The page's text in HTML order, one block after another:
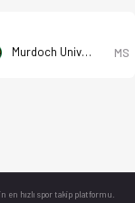
Murdoch University Melville FC MS
en hızlı spor takip platformu.